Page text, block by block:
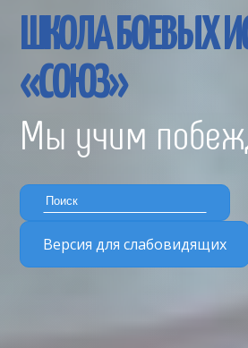
ШКОЛА БОЕВЫХ
«СОЮЗ»
Мы учим
Версия для слабовидящих